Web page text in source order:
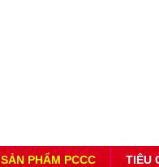
SẢN PHẨM PCCC TIÊU